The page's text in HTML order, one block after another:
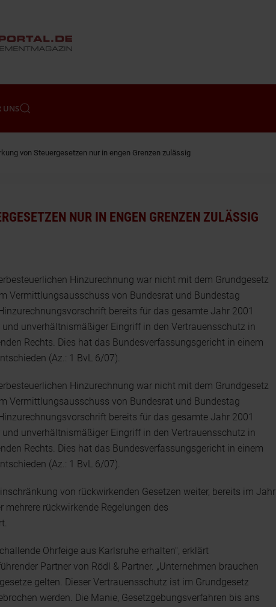
UNS
von Steuergesetzen nur in engen Grenzen zulässig
NUR IN ENGEN GRENZEN ZULÄSSIG
Hinzurechnung war nicht mit dem Grundgesetz
Vermittlungsausschuss von Bundesrat und Bundestag
bereits für das gesamte Jahr 2001
unverhältnismäßiger Eingriff in den Vertrauensschutz in
Rechts. Dies hat das Bundesverfassungsgericht in einem
(Az.: 1 BvL 6/07).
Hinzurechnung war nicht mit dem Grundgesetz
Vermittlungsausschuss von Bundesrat und Bundestag
bereits für das gesamte Jahr 2001
unverhältnismäßiger Eingriff in den Vertrauensschutz in
Rechts. Dies hat das Bundesverfassungsgericht in einem
(Az.: 1 BvL 6/07).
von rückwirkenden Gesetzen weiter, bereits im Jahr
rückwirkende Regelungen des
Ohrfeige aus Karlsruhe erhalten", erklärt
Partner von Rödl & Partner. „Unternehmen brauchen
gelten. Dieser Vertrauensschutz ist im Grundgesetz
werden. Die Manie, Gesetzgebungsverfahren bis ans